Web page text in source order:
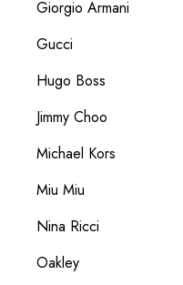
Giorgio Armani
Gucci
Hugo Boss
Jimmy Choo
Michael Kors
Miu Miu
Nina Ricci
Oakley